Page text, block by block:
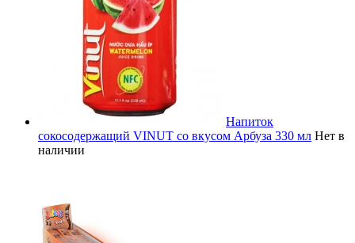
Напиток
сокосодержащий VINUT со вкусом Арбуза 330 мл Нет в
наличии